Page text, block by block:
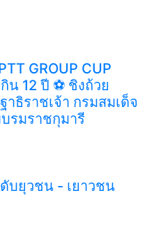
GROUP CUP
น 12 ปี ⚽️ ชิงถ้วย
ธิราชเจ้า กรมสมเด็จ
รมราชกุมารี
บยุวชน - เยาวชน